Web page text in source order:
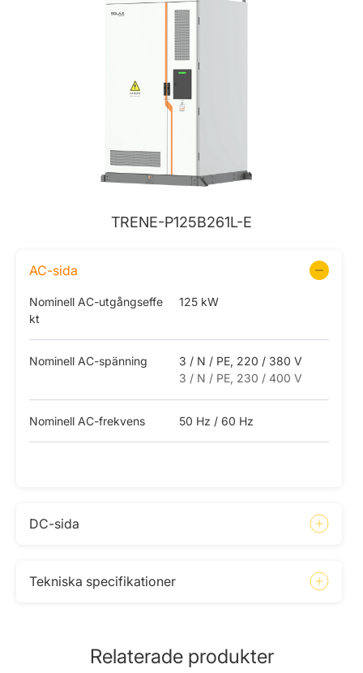
TRENE-P125B261L-E
AC-sida
Nominell AC-utgångseffe
kt
125 kW
Nominell AC-spänning
3 / N / PE, 220 / 380 V
3 / N / PE, 230 / 400 V
Nominell AC-frekvens 50 Hz / 60 Hz
DC-sida
Tekniska specifikationer
Relaterade produkter